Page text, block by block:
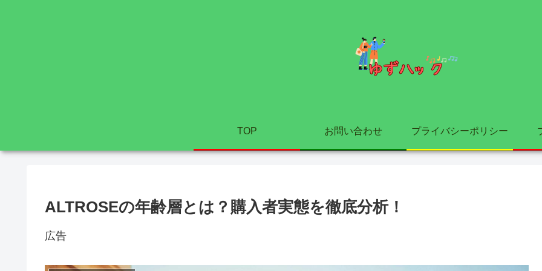
TOP お問い合わせ プライバシーポリシー
ALTROSEの年齢層とは？購入者実態を徹底分析！
広告